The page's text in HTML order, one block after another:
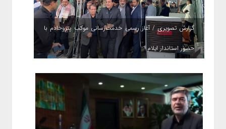
گزارش تصویری / آغاز رسمی خدمت‌رسانی موکب پتروخادم با
حضور استاندار ایلام